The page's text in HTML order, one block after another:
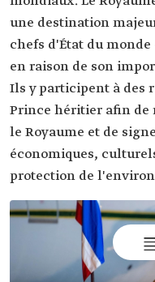
une destination
chefs d'État du
en raison de son
Ils y participent à des
Prince héritier afin de
le Royaume et de
économiques,
protection de